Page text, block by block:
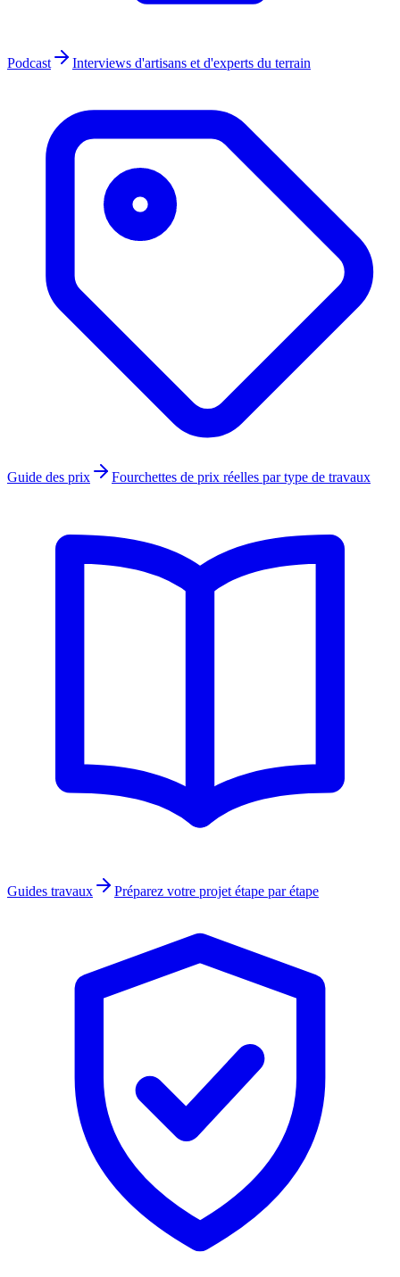
Podcast Interviews d'artisans et d'experts du terrain
Guide des prix Fourchettes de prix réelles par type de travaux
Guides travaux Préparez votre projet étape par étape